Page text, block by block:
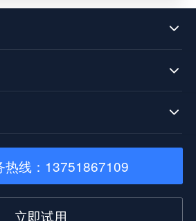
阶段。
热线：13751867109
立即试用